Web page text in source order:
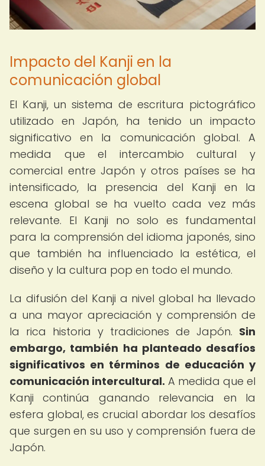
Impacto del Kanji en la
comunicación global
El Kanji, un sistema de escritura pictográfico
utilizado en Japón, ha tenido un impacto
significativo en la comunicación global. A
medida que el intercambio cultural y
comercial entre Japón y otros países se ha
intensificado, la presencia del Kanji en la
escena global se ha vuelto cada vez más
relevante. El Kanji no solo es fundamental
para la comprensión del idioma japonés, sino
que también ha influenciado la estética, el
diseño y la cultura pop en todo el mundo.
La difusión del Kanji a nivel global ha llevado
a una mayor apreciación y comprensión de
la rica historia y tradiciones de Japón. Sin
embargo, también ha planteado desafíos
significativos en términos de educación y
comunicación intercultural. A medida que el
Kanji continúa ganando relevancia en la
esfera global, es crucial abordar los desafíos
que surgen en su uso y comprensión fuera de
Japón.